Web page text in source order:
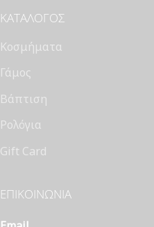
ΚΑΤΆΛΟΓΟΣ
Κοσμήματα
Γάμος
Βάπτιση
Ρολόγια
Gift Card
ΕΠΙΚΟΙΝΩΝΊΑ